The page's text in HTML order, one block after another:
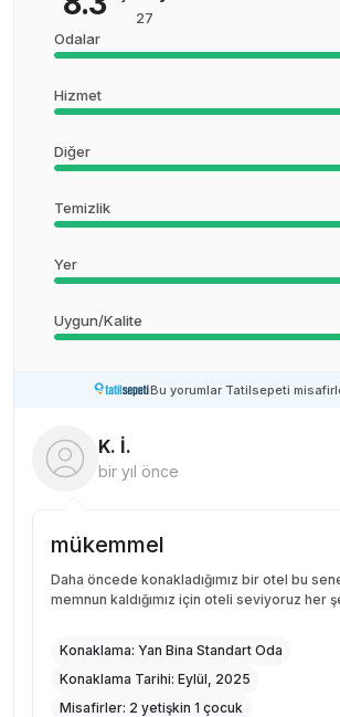
27
Odalar
Hizmet
Diğer
Temizlik
Yer
Uygun/Kalite
Bu yorumlar Tatilsepeti
K. İ.
bir yıl önce
mükemmel
Daha öncede konakladığımız bir otel bu
memnun kaldığımız için oteli seviyoruz her
Konaklama: Yan Bina Standart Oda
Konaklama Tarihi: Eylül, 2025
Misafirler: 2 yetişkin 1 çocuk